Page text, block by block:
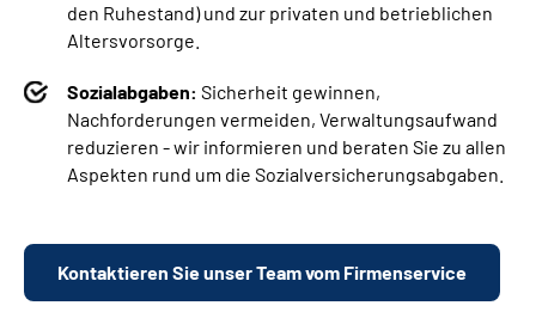
den Ruhestand) und zur privaten und betrieblichen
Altersvorsorge.
Sozialabgaben: Sicherheit gewinnen,
Nachforderungen vermeiden, Verwaltungsaufwand
reduzieren - wir informieren und beraten Sie zu allen
Aspekten rund um die Sozialversicherungsabgaben.
Kontaktieren Sie unser Team vom Firmenservice